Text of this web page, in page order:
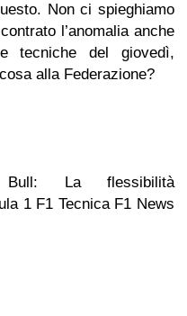
Non ci spieghiamo
l’anomalia anche
tecniche del giovedì,
alla Federazione?
La flessibilità
1 F1 Tecnica F1 News